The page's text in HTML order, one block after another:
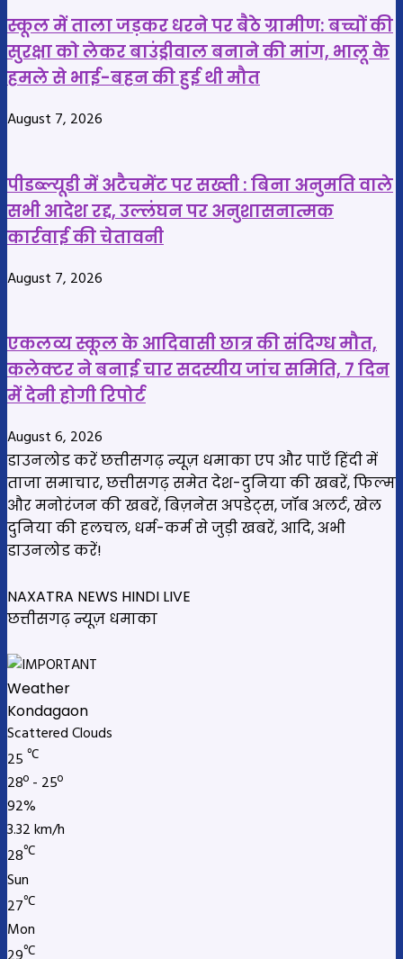
का
कर्मचारी
गिरफ्तार
की
बेरहमी
से
हत्या,
प्रेमी
स्कूल में ताला जड़कर धरने पर बैठे ग्रामीण: बच्चों की
सुरक्षा को लेकर बाउंड्रीवाल बनाने की मांग, भालू के
हमले से भाई-बहन की हुई थी मौत
August 7, 2026
पीडब्ल्यूडी में अटैचमेंट पर सख्ती : बिना अनुमति वाले
सभी आदेश रद्द, उल्लंघन पर अनुशासनात्मक
कार्रवाई की चेतावनी
August 7, 2026
एकलव्य स्कूल के आदिवासी छात्र की संदिग्ध मौत,
कलेक्टर ने बनाई चार सदस्यीय जांच समिति, 7 दिन
में देनी होगी रिपोर्ट
August 6, 2026
डाउनलोड करें छत्तीसगढ़ न्यूज़ धमाका एप और पाएँ हिंदी में
ताजा समाचार, छत्तीसगढ़ समेत देश-दुनिया की खबरें, फिल्म
और मनोरंजन की खबरें, बिज़नेस अपडेट्स, जॉब अलर्ट, खेल
दुनिया की हलचल, धर्म-कर्म से जुड़ी खबरें, आदि, अभी
डाउनलोड करें!
NAXATRA NEWS HINDI LIVE
छत्तीसगढ़ न्यूज़ धमाका
Weather
Kondagaon
Scattered Clouds
25 ℃
28º - 25º
92%
3.32 km/h
28℃
Sun
27℃
Mon
℃